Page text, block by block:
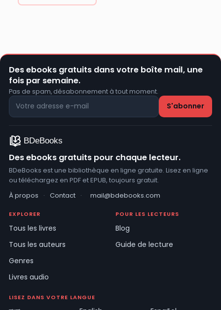
Des ebooks gratuits dans votre boîte mail, une
fois par semaine.
Pas de spam, désabonnement à tout moment.
Des ebooks gratuits pour chaque lecteur.
BDeBooks est une bibliothèque en ligne gratuite. Lisez en ligne
ou téléchargez en PDF et EPUB, toujours gratuit.
À propos
· Contact · mail@bdebooks.com
EXPLORER
Tous les livres
Tous les auteurs
Genres
Livres audio
POUR LES LECTEURS
Blog
Guide de lecture
LISEZ DANS VOTRE LANGUE